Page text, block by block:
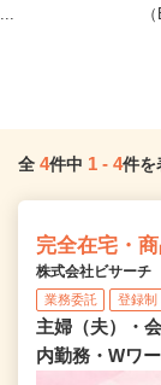
全 4件中 1 - 4件を
完全在宅・
株式会社ビサーチ
業務委託 登録制
主婦（夫）・
内勤務・Wワ